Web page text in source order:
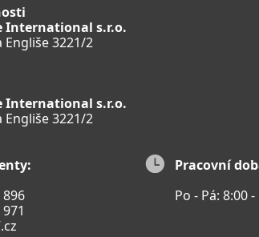
International s.r.o.
Engliše 3221/2
International s.r.o.
Engliše 3221/2
896
Pracovní
Po - Pá: 8:00